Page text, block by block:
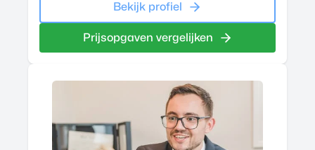
Bekijk profiel
Prijsopgaven vergelijken